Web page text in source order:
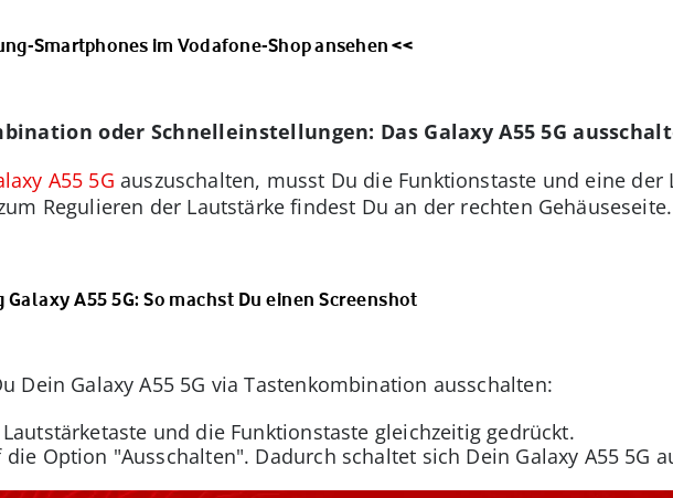
Smartphones im Vodafone-Shop ansehen <<
oder Schnelleinstellungen: Das Galaxy A55 5G
A55 5G auszuschalten, musst Du die Funktionstaste und eine
Regulieren der Lautstärke findest Du an der rechten
Galaxy A55 5G: So machst Du einen Screenshot
Dein Galaxy A55 5G via Tastenkombination ausschalten:
und die Funktionstaste gleichzeitig gedrückt.
die Option "Ausschalten". Dadurch schaltet sich Dein Galaxy A55 5G